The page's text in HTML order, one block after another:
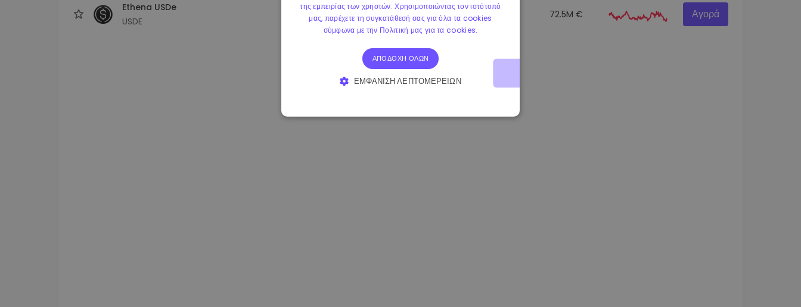
Ethena USDe
USDE
0.867648 € 0.00% 3.4B € 72.5M € Αγορά
της εμπειρίας των χρηστών. Χρησιμοποιώντας τον ιστότοπό
μας, παρέχετε τη συγκατάθεσή σας για όλα τα cookies
σύμφωνα με την Πολιτική μας για τα cookies.
ΑΠΟΔΟΧΉ ΌΛΩΝ
ΕΜΦΆΝΙΣΗ ΛΕΠΤΟΜΕΡΕΙΏΝ